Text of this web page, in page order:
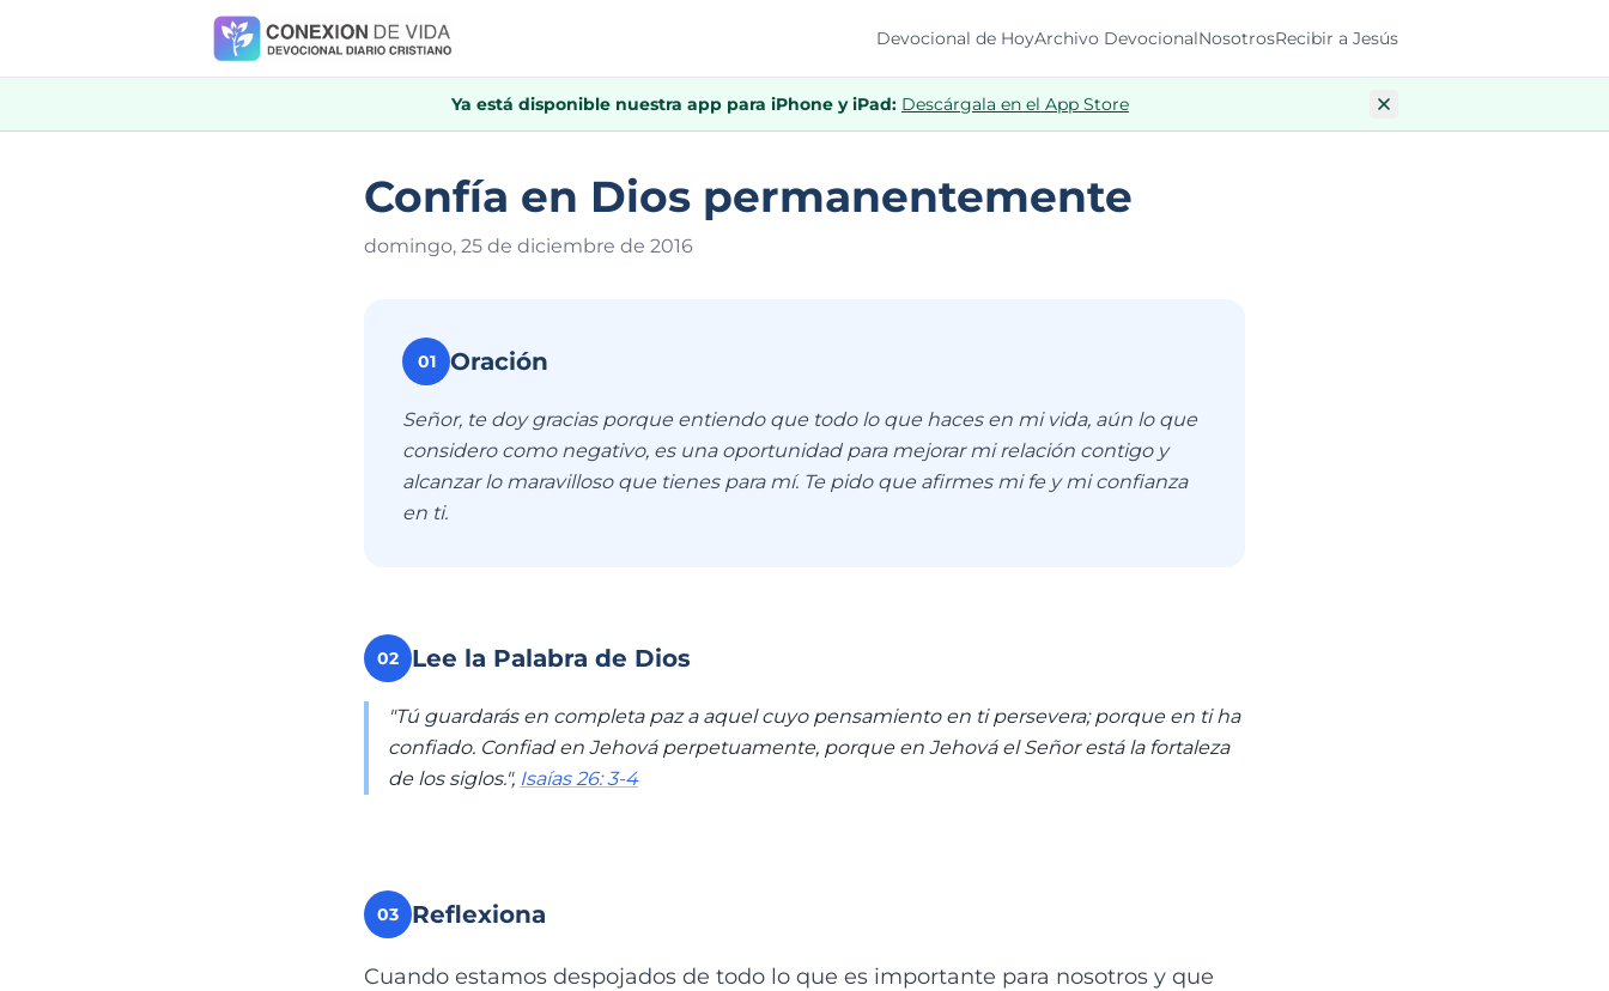
Devocional de HoyArchivo DevocionalNosotrosRecibir a Jesús
Ya está disponible nuestra app para iPhone y iPad: Descárgala en el App Store
Confía en Dios permanentemente
domingo, 25 de diciembre de 2016
01 Oración
Señor, te doy gracias porque entiendo que todo lo que haces en mi vida, aún lo que
considero como negativo, es una oportunidad para mejorar mi relación contigo y
alcanzar lo maravilloso que tienes para mí. Te pido que afirmes mi fe y mi confianza
en ti.
02 Lee la Palabra de Dios
"Tú guardarás en completa paz a aquel cuyo pensamiento en ti persevera; porque en ti ha
confiado. Confiad en Jehová perpetuamente, porque en Jehová el Señor está la fortaleza
de los siglos.", Isaías 26: 3-4
03 Reflexiona
Cuando estamos despojados de todo lo que es importante para nosotros y que